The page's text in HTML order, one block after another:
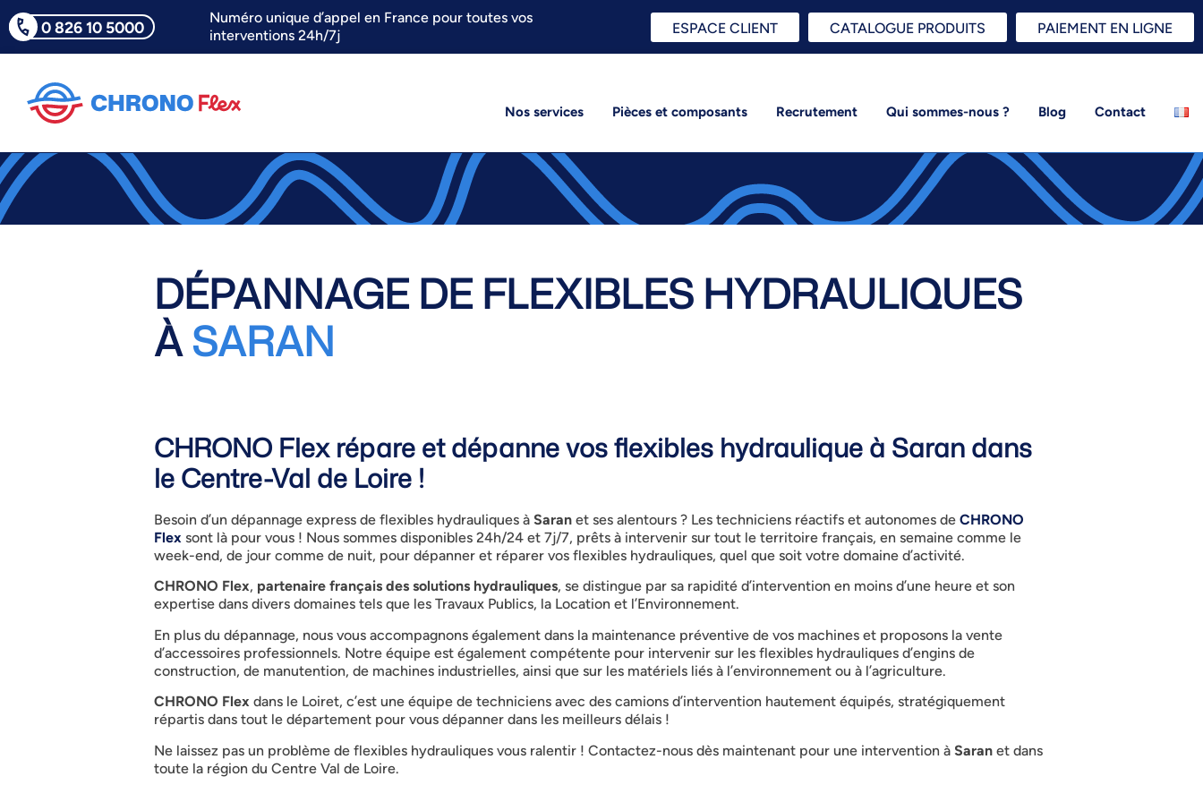
0 826 10 5000
Numéro unique d’appel en France pour toutes vos
interventions 24h/7j
ESPACE CLIENT CATALOGUE PRODUITS PAIEMENT EN LIGNE
Nos services Pièces et composants Recrutement Qui sommes-nous ? Blog Contact
DÉPANNAGE DE FLEXIBLES HYDRAULIQUES
ÀSARAN
CHRONO Flex répare et dépanne vos flexibles hydraulique à Saran dans
le Centre-Val de Loire !
Besoin d’un dépannage express de flexibles hydrauliques à Saran et ses alentours ? Les techniciens réactifs et autonomes de CHRONO
Flex sont là pour vous ! Nous sommes disponibles 24h/24 et 7j/7, prêts à intervenir sur tout le territoire français, en semaine comme le
week-end, de jour comme de nuit, pour dépanner et réparer vos flexibles hydrauliques, quel que soit votre domaine d’activité.
CHRONO Flex, partenaire français des solutions hydrauliques, se distingue par sa rapidité d’intervention en moins d’une heure et son
expertise dans divers domaines tels que les Travaux Publics, la Location et l’Environnement.
En plus du dépannage, nous vous accompagnons également dans la maintenance préventive de vos machines et proposons la vente
d’accessoires professionnels. Notre équipe est également compétente pour intervenir sur les flexibles hydrauliques d’engins de
construction, de manutention, de machines industrielles, ainsi que sur les matériels liés à l’environnement ou à l’agriculture.
CHRONO Flex dans le Loiret, c’est une équipe de techniciens avec des camions d’intervention hautement équipés, stratégiquement
répartis dans tout le département pour vous dépanner dans les meilleurs délais !
Ne laissez pas un problème de flexibles hydrauliques vous ralentir ! Contactez-nous dès maintenant pour une intervention à Saran et dans
toute la région du Centre Val de Loire.